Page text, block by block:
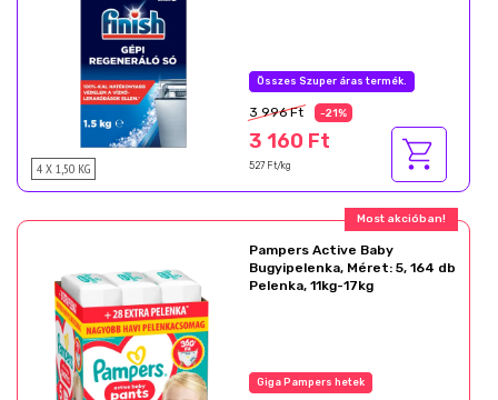
4 X 1,50 KG
Nyárzáró akció
3 996 Ft -21%
3 160 Ft
527 Ft/kg
Ajándék akció!
Pampers Active Baby
Bugyipelenka, Méret: 5, 164 db
Pelenka, 11kg-17kg
Az akció részletei